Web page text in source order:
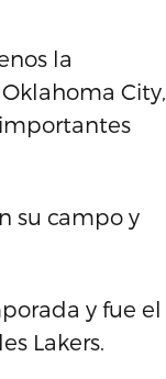
la
City,
su campo y
y fue el
Lakers.